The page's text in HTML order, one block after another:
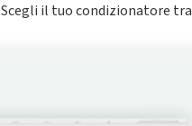
Scegli il tuo condizionatore tra